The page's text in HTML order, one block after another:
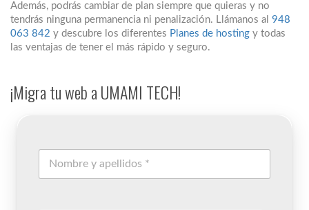
Además, podrás cambiar de plan siempre que quieras y no
tendrás ninguna permanencia ni penalización. Llámanos al 948
063 842 y descubre los diferentes Planes de hosting y todas
las ventajas de tener el más rápido y seguro.
¡Migra tu web a UMAMI TECH!